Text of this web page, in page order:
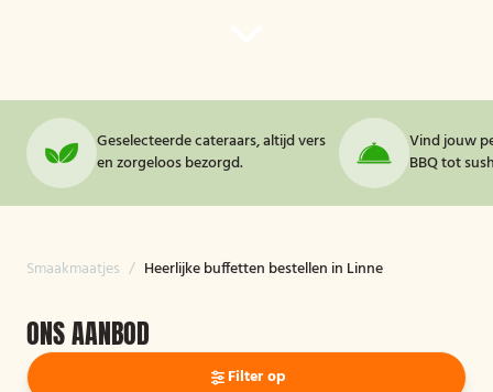
Geselecteerde cateraars, altijd vers
en zorgeloos bezorgd.
Vind jouw
BBQ tot
Smaakmaatjes / Heerlijke buffetten bestellen in Linne
ONS AANBOD
Filter op